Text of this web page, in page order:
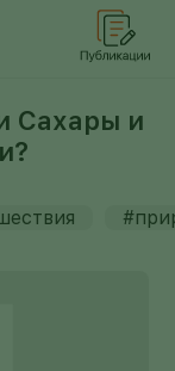
Сахары и